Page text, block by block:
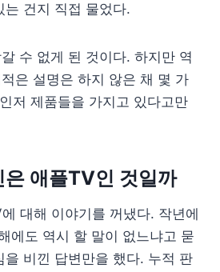
는 건지 직접 물었다.
수 없게 된 것이다. 하지만 역
은 설명은 하지 않은 채 몇 가
저 제품들을 가지고 있다고만
은 애플TV인 것일까
대해 이야기를 꺼냈다. 작년에
에도 역시 할 말이 없느냐고 묻
을 비낀 답변만을 했다. 누적 판